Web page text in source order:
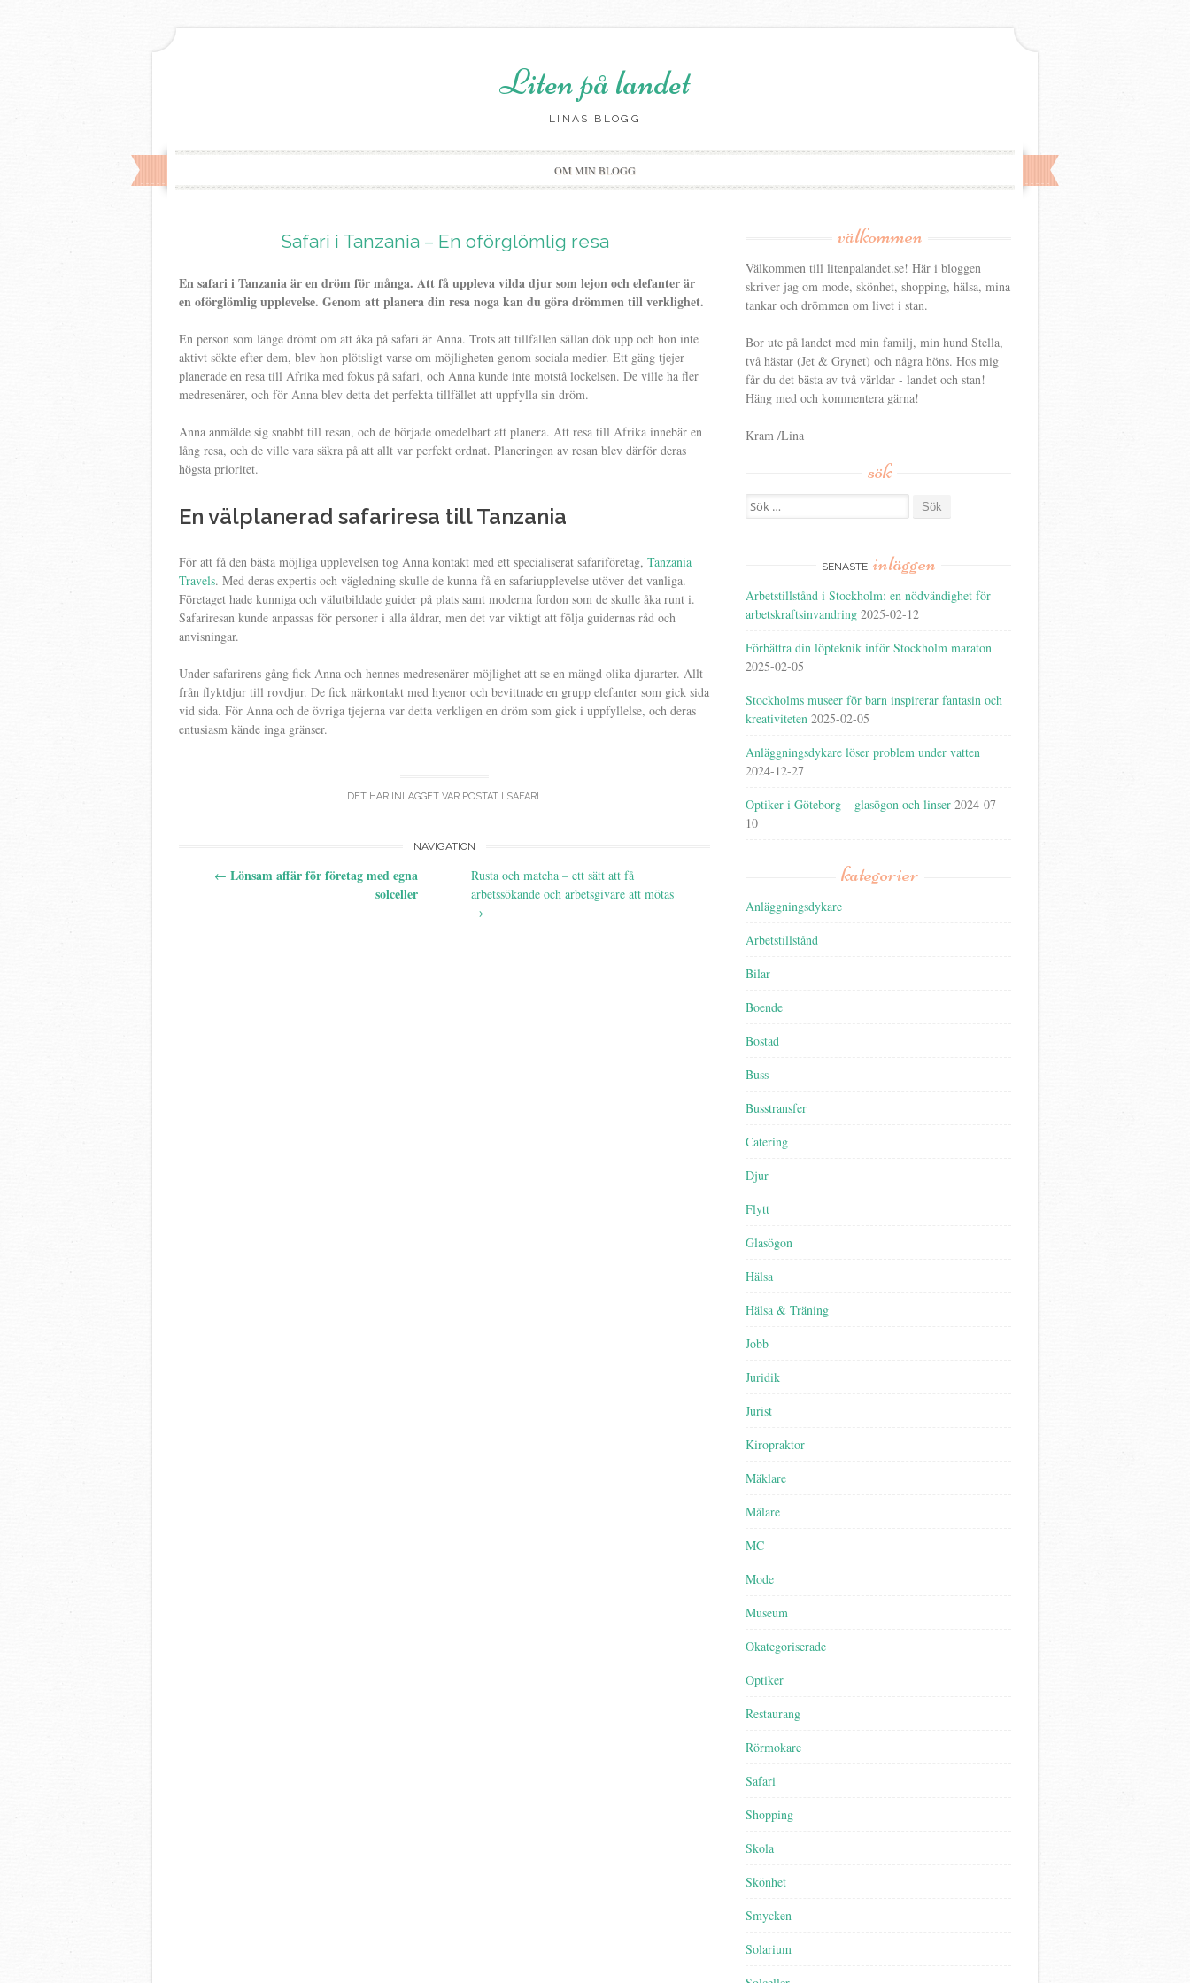
Liten på landet
LINAS BLOGG
Skip
to
OM MIN BLOGG
Safari i Tanzania – En oförglömlig resa
En safari i Tanzania är en dröm för många. Att få uppleva vilda djur som lejon och elefanter är
en oförglömlig upplevelse. Genom att planera din resa noga kan du göra drömmen till verklighet.
En person som länge drömt om att åka på safari är Anna. Trots att tillfällen sällan dök upp och hon inte
aktivt sökte efter dem, blev hon plötsligt varse om möjligheten genom sociala medier. Ett gäng tjejer
planerade en resa till Afrika med fokus på safari, och Anna kunde inte motstå lockelsen. De ville ha fler
medresenärer, och för Anna blev detta det perfekta tillfället att uppfylla sin dröm.
Anna anmälde sig snabbt till resan, och de började omedelbart att planera. Att resa till Afrika innebär en
lång resa, och de ville vara säkra på att allt var perfekt ordnat. Planeringen av resan blev därför deras
högsta prioritet.
En välplanerad safariresa till Tanzania
För att få den bästa möjliga upplevelsen tog Anna kontakt med ett specialiserat safariföretag, Tanzania
Travels. Med deras expertis och vägledning skulle de kunna få en safariupplevelse utöver det vanliga.
Företaget hade kunniga och välutbildade guider på plats samt moderna fordon som de skulle åka runt i.
Safariresan kunde anpassas för personer i alla åldrar, men det var viktigt att följa guidernas råd och
anvisningar.
Under safarirens gång fick Anna och hennes medresenärer möjlighet att se en mängd olika djurarter. Allt
från flyktdjur till rovdjur. De fick närkontakt med hyenor och bevittnade en grupp elefanter som gick sida
vid sida. För Anna och de övriga tjejerna var detta verkligen en dröm som gick i uppfyllelse, och deras
entusiasm kände inga gränser.
DET HÄR INLÄGGET VAR POSTAT I SAFARI .
NAVIGATION
← Lönsam affär för företag med egna
solceller
Rusta och matcha – ett sätt att få
arbetssökande och arbetsgivare att mötas
→
välkommen
Välkommen till litenpalandet.se! Här i bloggen
skriver jag om mode, skönhet, shopping, hälsa, mina
tankar och drömmen om livet i stan.
Bor ute på landet med min familj, min hund Stella,
två hästar (Jet & Grynet) och några höns. Hos mig
får du det bästa av två världar - landet och stan!
Häng med och kommentera gärna!
Kram /Lina
sök
Search
for:
SENASTE inläggen
Arbetstillstånd i Stockholm: en nödvändighet för
arbetskraftsinvandring 2025-02-12
Förbättra din löpteknik inför Stockholm maraton
2025-02-05
Stockholms museer för barn inspirerar fantasin och
kreativiteten 2025-02-05
Anläggningsdykare löser problem under vatten
2024-12-27
Optiker i Göteborg – glasögon och linser 2024-07-
10
kategorier
Anläggningsdykare
Arbetstillstånd
Bilar
Boende
Bostad
Buss
Busstransfer
Catering
Djur
Flytt
Glasögon
Hälsa
Hälsa & Träning
Jobb
Juridik
Jurist
Kiropraktor
Mäklare
Målare
MC
Mode
Museum
Okategoriserade
Optiker
Restaurang
Rörmokare
Safari
Shopping
Skola
Skönhet
Smycken
Solarium